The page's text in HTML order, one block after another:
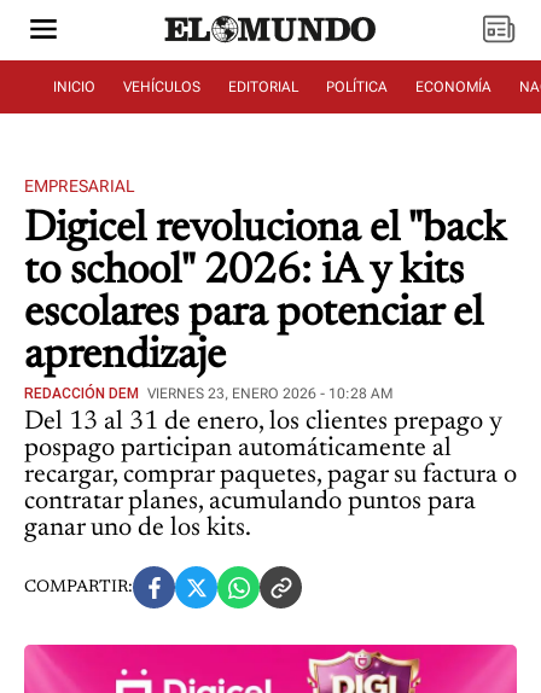
INICIO VEHÍCULOS EDITORIAL POLÍTICA ECONOMÍA
EMPRESARIAL
Digicel revoluciona el "back
to school" 2026: iA y kits
escolares para potenciar el
aprendizaje
REDACCIÓN DEM VIERNES 23, ENERO 2026 - 10:28 AM
Del 13 al 31 de enero, los clientes prepago y
pospago participan automáticamente al
recargar, comprar paquetes, pagar su factura o
contratar planes, acumulando puntos para
ganar uno de los kits.
COMPARTIR: